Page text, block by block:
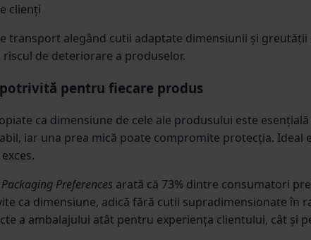
clienți
transport alegând cutii adaptate dimensiunii și
de deteriorare a produselor.
pentru fiecare produs
ca dimensiune de cele ale produsului este
iar una prea mică poate compromite protecția.
Preferences arată că 73% dintre consumatori
ca dimensiune, adică fără cutii supradimensionate în
a ambalajului atât pentru experiența clientului, cât și